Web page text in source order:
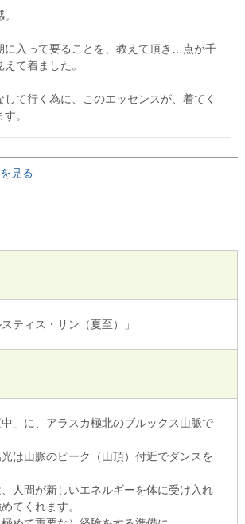
に入って要ることを、教えて頂き…点が千
て着ました。
して行く為に、このエッセンスが、着てく
。
見る
ティス・サン（夏至）」
」に、アラスカ極北のブルックス山脈で
は山脈のピーク（山頂）付近でダンスを
人間が新しいエネルギーを体に受け入れ
てくれます。